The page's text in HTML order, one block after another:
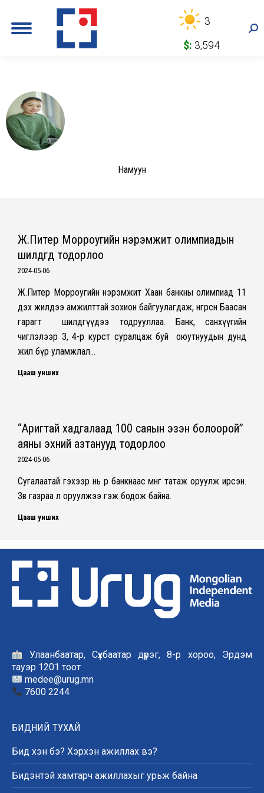
3
$: 3,594
Намуун
Ж.Питер Морроугийн нэрэмжит олимпиадын
шилдгүүд тодорлоо
2024-05-06
Ж.Питер Морроугийн нэрэмжит Хаан банкны олимпиад 11
дэх жилдээ амжилттай зохион байгуулагдаж, өнгөрсөн Баасан
гарагт шилдгүүдээ тодрууллаа. Банк, санхүүгийн
чиглэлээр 3, 4-р курст суралцаж буй оюутнуудын дунд
жил бүр уламжлал…
Цааш унших
“Аригтай хадгалаад 100 саяын эзэн болоорой”
аяны эхний азтанууд тодорлоо
2024-05-06
Сугалаатай гэхээр нь өөр банкнаас мөнгөө татаж оруулж ирсэн.
Зөв газраа л оруулжээ гэж бодож байна.
Цааш унших
Улаанбаатар, Сүхбаатар дүүрэг, 8-р хороо, Эрдэм
тауэр 1201 тоот
medee@urug.mn
7600 2244
БИДНИЙ ТУХАЙ
Бид хэн бэ? Хэрхэн ажиллах вэ?
Бидэнтэй хамтарч ажиллахыг урьж байна